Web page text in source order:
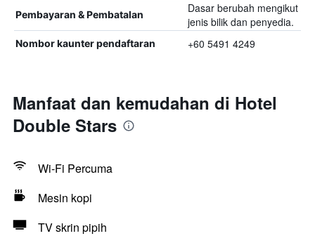
Pembayaran & Pembatalan
Dasar berubah mengikut
jenis bilik dan penyedia.
Nombor kaunter pendaftaran +60 5491 4249
Manfaat dan kemudahan di Hotel
Double Stars
Wi-Fi Percuma
Mesin kopi
TV skrin pipih